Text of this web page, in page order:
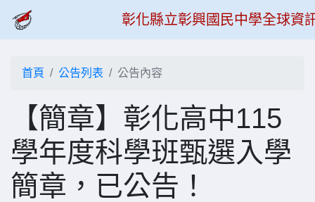
彰化縣立彰興國民中學全球資
首頁 公告列表 公告內容
【簡章】彰化高中115
學年度科學班甄選入學
簡章，已公告！